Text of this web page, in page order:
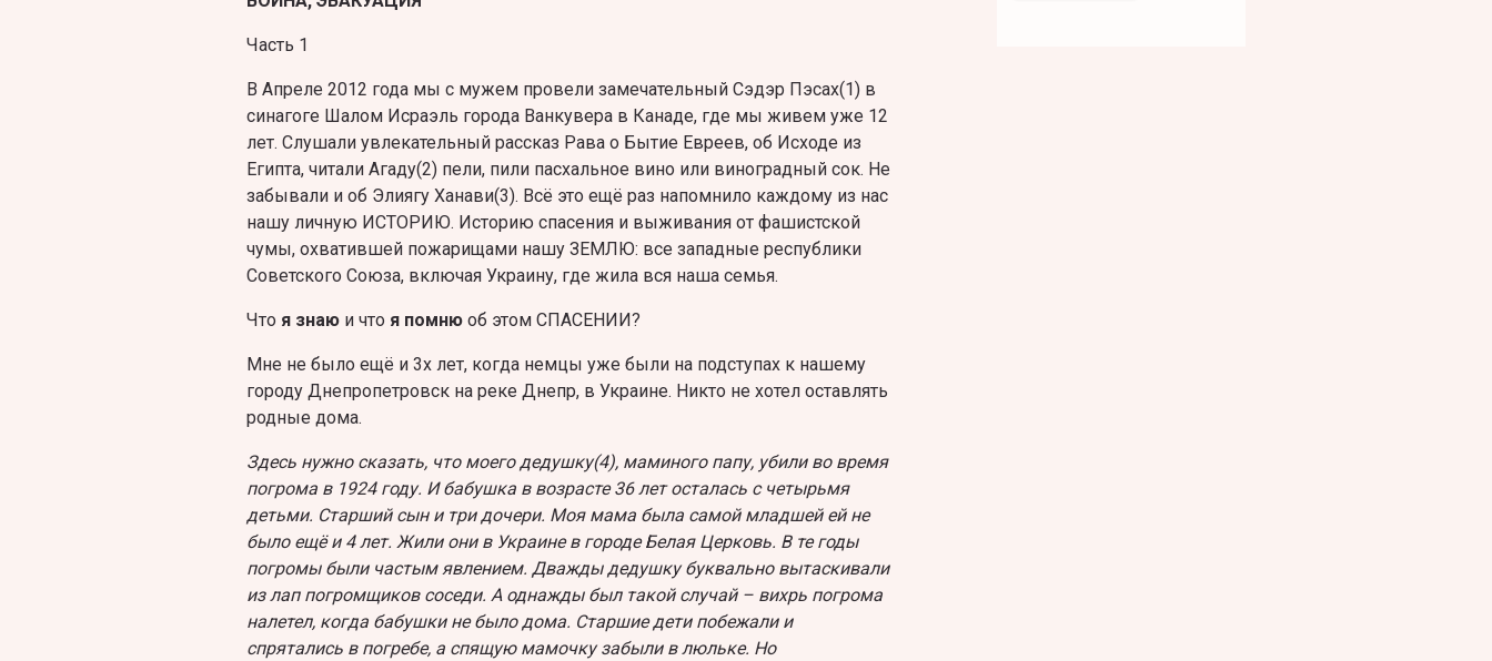
Часть 1
В Апреле 2012 года мы с мужем провели замечательный Сэдэр Пэсах(1) в
синагоге Шалом Исраэль города Ванкувера в Канаде, где мы живем уже 12
лет. Слушали увлекательный рассказ Рава о Бытие Евреев, об Исходе из
Египта, читали Агаду(2) пели, пили пасхальное вино или виноградный сок. Не
забывали и об Элиягу Ханави(3). Всё это ещё раз напомнило каждому из нас
нашу личную ИСТОРИЮ. Историю спасения и выживания от фашистской
чумы, охватившей пожарищами нашу ЗЕМЛЮ: все западные республики
Советского Союза, включая Украину, где жила вся наша семья.
Что я знаю и что я помню об этом СПАСЕНИИ?
Мне не было ещё и 3х лет, когда немцы уже были на подступах к нашему
городу Днепропетровск на реке Днепр, в Украине. Никто не хотел оставлять
родные дома.
Здесь нужно сказать, что моего дедушку(4), маминого папу, убили во время
погрома в 1924 году. И бабушка в возрасте 36 лет осталась с четырьмя
детьми. Старший сын и три дочери. Моя мама была самой младшей ей не
было ещё и 4 лет. Жили они в Украине в городе Белая Церковь. В те годы
погромы были частым явлением. Дважды дедушку буквально вытаскивали
из лап погромщиков соседи. А однажды был такой случай – вихрь погрома
налетел, когда бабушки не было дома. Старшие дети побежали и
спрятались в погребе, а спящую мамочку забыли в люльке. Но